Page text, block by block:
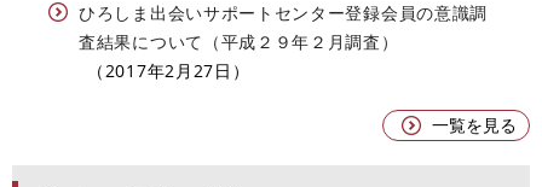
ひろしま出会いサポートセンター登録会員の意識調
査結果について（平成２９年２月調査）
2017年2月27日
一覧を見る